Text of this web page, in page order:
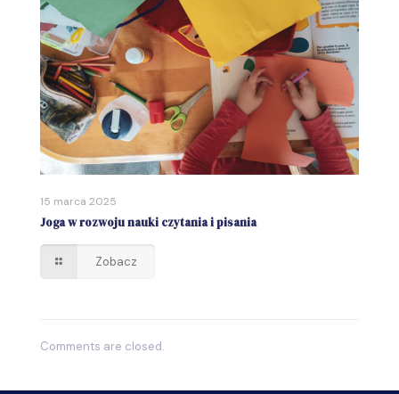
15 marca 2025
Joga w rozwoju nauki czytania i pisania
Zobacz
Comments are closed.